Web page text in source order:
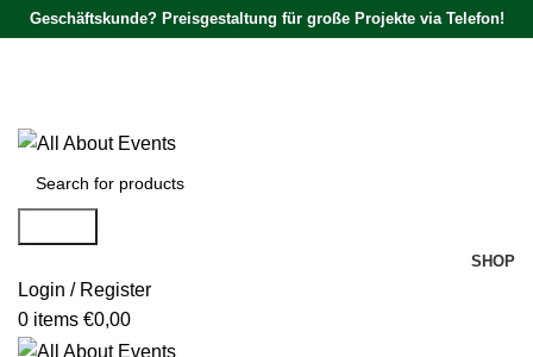
Geschäftskunde? Preisgestaltung für große Projekte via Telefon!
SHOP
Login / Register
0 items €0,00